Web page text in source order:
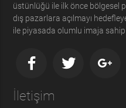
üstünlüğü ile ilk önce bölgesel
dış pazarlara açılmayı
ile piyasada olumlu imaja
İletişim